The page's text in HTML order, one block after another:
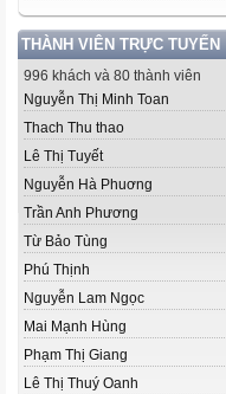
THÀNH VIÊN TRỰC TUYẾN
996 khách và 80 thành viên
Nguyễn Thị Minh Toan
Thach Thu thao
Lê Thị Tuyết
Nguyễn Hà Phuơng
Trần Anh Phương
Từ Bảo Tùng
Phú Thịnh
Nguyễn Lam Ngọc
Mai Mạnh Hùng
Phạm Thị Giang
Lê Thị Thuý Oanh